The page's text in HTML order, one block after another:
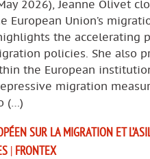
2026), Jeanne Olivet
Union’s
the accelerating
policies. She also
the European
migration
(…)
SUR LA MIGRATION ET
| FRONTEX